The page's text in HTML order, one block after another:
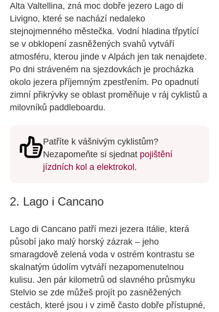
Alta Valtellina, zná moc dobře jezero Lago di
Livigno, které se nachází nedaleko
stejnojmenného městečka. Vodní hladina třpytící
se v obklopení zasněžených svahů vytváří
atmosféru, kterou jinde v Alpách jen tak nenajdete.
Po dni stráveném na sjezdovkách je procházka
okolo jezera příjemným zpestřením. Po opadnutí
zimní přikrývky se oblast proměňuje v ráj cyklistů a
milovníků paddleboardu.
Patříte k vášnivým cyklistům?
Nezapomeňte si sjednat pojištění
jízdních kol a elektrokol.
2. Lago i Cancano
Lago di Cancano patří mezi jezera Itálie, která
působí jako malý horský zázrak – jeho
smaragdově zelená voda v ostrém kontrastu se
skalnatým údolím vytváří nezapomenutelnou
kulisu. Jen pár kilometrů od slavného průsmyku
Stelvio se zde můžeš projít po zasněžených
cestách, které jsou i v zimě často dobře přístupné,